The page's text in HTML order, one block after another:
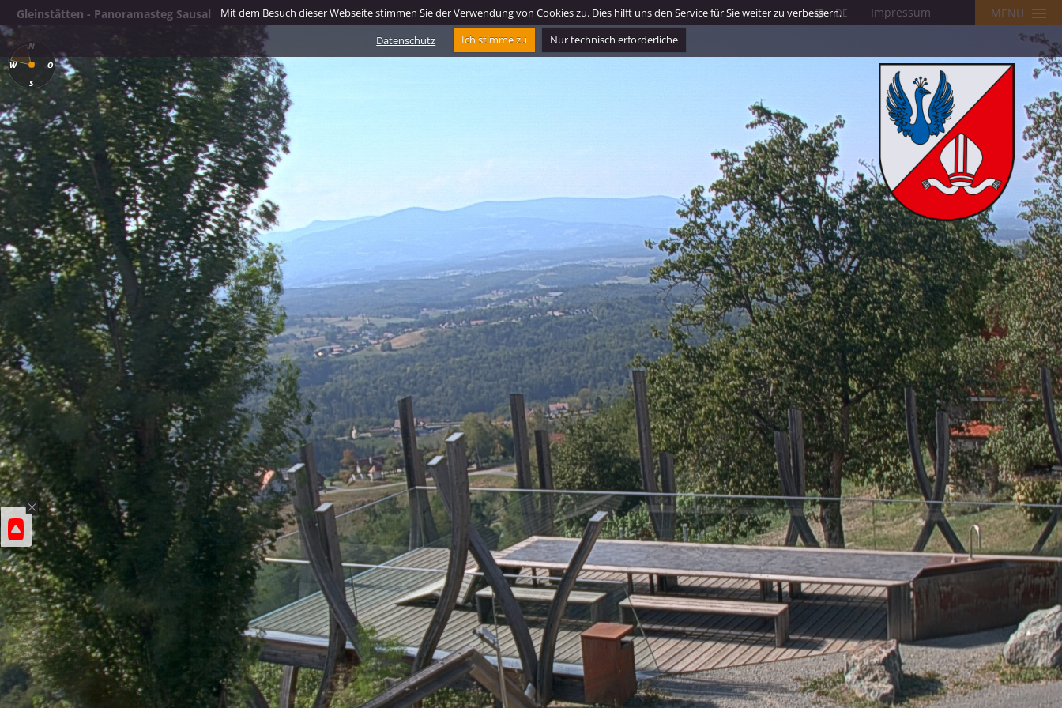
Mit dem Besuch dieser Webseite stimmen Sie der Verwendung von Cookies zu. Dies hilft uns den Service für Sie weiter zu verbessern.
Datenschutz
Ich stimme zu Nur technisch erforderliche
Gleinstätten - Panoramasteg Sausal MENU
DE Impressum